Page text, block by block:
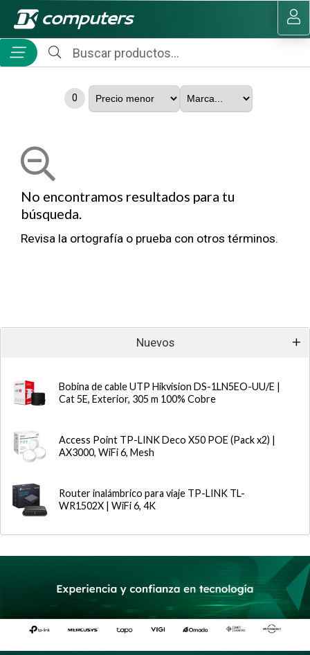
MI COMPRA
Nuevos
Bobina de cable UTP Hikvision DS-1LN5EO-UU/E |
Cat 5E, Exterior, 305 m 100% Cobre
Access Point TP-LINK Deco X50 POE (Pack x2) |
AX3000, WiFi 6, Mesh
Router inalámbrico para viaje TP-LINK TL-
WR1502X | WiFi 6, 4K
0
No encontramos resultados para tu
búsqueda.
Revisa la ortografía o prueba con otros términos.